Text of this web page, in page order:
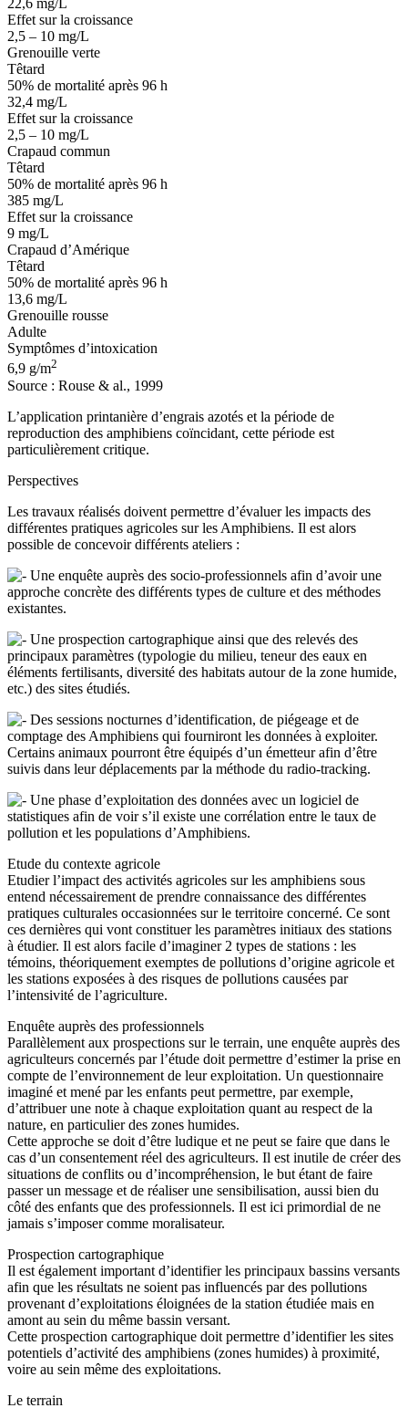
22,6 mg/L
Effet sur la croissance
2,5 – 10 mg/L
Grenouille verte
Têtard
50% de mortalité après 96 h
32,4 mg/L
Effet sur la croissance
2,5 – 10 mg/L
Crapaud commun
Têtard
50% de mortalité après 96 h
385 mg/L
Effet sur la croissance
9 mg/L
Crapaud d’Amérique
Têtard
50% de mortalité après 96 h
13,6 mg/L
Grenouille rousse
Adulte
Symptômes d’intoxication
6,9 g/m2
Source : Rouse & al., 1999
L’application printanière d’engrais azotés et la période de
reproduction des amphibiens coïncidant, cette période est
particulièrement critique.
Perspectives
Les travaux réalisés doivent permettre d’évaluer les impacts des
différentes pratiques agricoles sur les Amphibiens. Il est alors
possible de concevoir différents ateliers :
Une enquête auprès des socio-professionnels afin d’avoir une
approche concrète des différents types de culture et des méthodes
existantes.
Une prospection cartographique ainsi que des relevés des
principaux paramètres (typologie du milieu, teneur des eaux en
éléments fertilisants, diversité des habitats autour de la zone humide,
etc.) des sites étudiés.
Des sessions nocturnes d’identification, de piégeage et de
comptage des Amphibiens qui fourniront les données à exploiter.
Certains animaux pourront être équipés d’un émetteur afin d’être
suivis dans leur déplacements par la méthode du radio-tracking.
Une phase d’exploitation des données avec un logiciel de
statistiques afin de voir s’il existe une corrélation entre le taux de
pollution et les populations d’Amphibiens.
Etude du contexte agricole
Etudier l’impact des activités agricoles sur les amphibiens sous
entend nécessairement de prendre connaissance des différentes
pratiques culturales occasionnées sur le territoire concerné. Ce sont
ces dernières qui vont constituer les paramètres initiaux des stations
à étudier. Il est alors facile d’imaginer 2 types de stations : les
témoins, théoriquement exemptes de pollutions d’origine agricole et
les stations exposées à des risques de pollutions causées par
l’intensivité de l’agriculture.
Enquête auprès des professionnels
Parallèlement aux prospections sur le terrain, une enquête auprès des
agriculteurs concernés par l’étude doit permettre d’estimer la prise en
compte de l’environnement de leur exploitation. Un questionnaire
imaginé et mené par les enfants peut permettre, par exemple,
d’attribuer une note à chaque exploitation quant au respect de la
nature, en particulier des zones humides.
Cette approche se doit d’être ludique et ne peut se faire que dans le
cas d’un consentement réel des agriculteurs. Il est inutile de créer des
situations de conflits ou d’incompréhension, le but étant de faire
passer un message et de réaliser une sensibilisation, aussi bien du
côté des enfants que des professionnels. Il est ici primordial de ne
jamais s’imposer comme moralisateur.
Prospection cartographique
Il est également important d’identifier les principaux bassins versants
afin que les résultats ne soient pas influencés par des pollutions
provenant d’exploitations éloignées de la station étudiée mais en
amont au sein du même bassin versant.
Cette prospection cartographique doit permettre d’identifier les sites
potentiels d’activité des amphibiens (zones humides) à proximité,
voire au sein même des exploitations.
Le terrain